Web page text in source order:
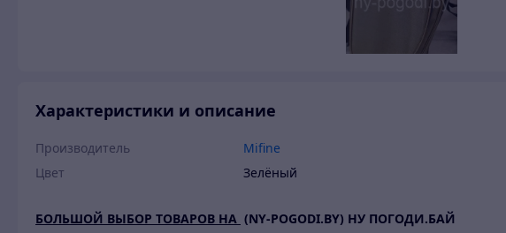
Характеристики и описание
Производитель
Mifine
Цвет
Зелёный
БОЛЬШОЙ ВЫБОР ТОВАРОВ НА (NY-POGODI.BY) НУ ПОГОДИ.БАЙ